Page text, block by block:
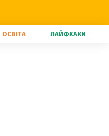
ОСВІТА ЛАЙФХАКИ